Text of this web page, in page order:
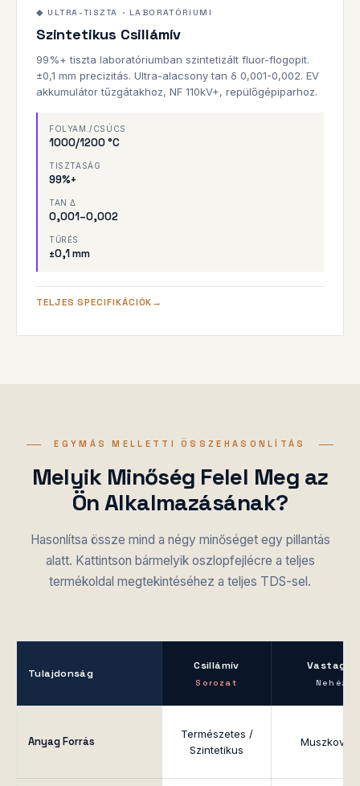
1200°C
99%+ TISZTA
◆ ULTRA-TISZTA · LABORATÓRIUMI
Szintetikus Csillámív
99%+ tiszta laboratóriumban szintetizált fluor-flogopit.
±0,1 mm precizitás. Ultra-alacsony tan δ 0,001-0,002. EV
akkumulátor tűzgátakhoz, NF 110kV+, repülőgépiparhoz.
FOLYAM./CSÚCS
1000/1200 °C
TISZTASÁG
99%+
TAN Δ
0,001–0,002
TŰRÉS
±0,1 mm
TELJES SPECIFIKÁCIÓK
EGYMÁS MELLETTI ÖSSZEHASONLÍTÁS
Melyik Minőség Felel Meg az
Ön Alkalmazásának?
Hasonlítsa össze mind a négy minőséget egy pillantás
alatt. Kattintson bármelyik oszlopfejlécre a teljes
termékoldal megtekintéséhez a teljes TDS-sel.
Tulajdonság
Csillámív
Sorozat
Vastag
Nehéz
Anyag Forrás
Természetes /
Szintetikus
Muszkovit /